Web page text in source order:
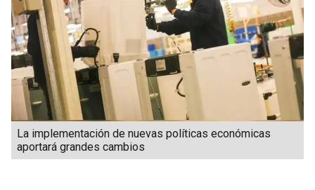
La implementación de nuevas políticas económicas
aportará grandes cambios